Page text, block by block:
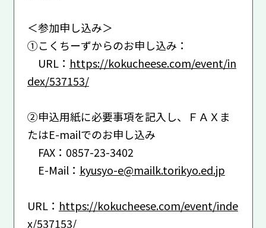
＜参加申し込み＞
①こくちーずからのお申し込み：
URL： https://kokucheese.com/event/in
dex/537153/
②申込用紙に必要事項を記入し、ＦＡＸま
たはE-mailでのお申し込み
FAX：0857-23-3402
E-Mail： kyusyo-e@mailk.torikyo.ed.jp
URL： https://kokucheese.com/event/inde
x/537153/